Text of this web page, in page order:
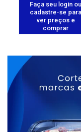
Faça seu login ou
cadastre-se para
ver preços e
comprar